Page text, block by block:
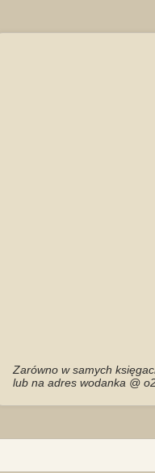
Zarówno w samych
lub na adres wodanka @